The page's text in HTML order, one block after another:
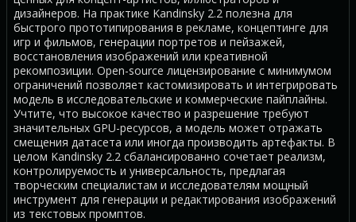
дизайнеров. На практике Kandinsky 2.2 полезна для
быстрого прототипирования в рекламе, концептинге для
игр и фильмов, генерации портретов и пейзажей,
восстановления изображений или креативной
рекомпозиции. Open-source лицензирование с минимумом
ограничений позволяет кастомизировать и интегрировать
модель в исследовательские и коммерческие пайплайны.
Учтите, что высокое качество и разрешение требуют
значительных GPU-ресурсов, а модель может отражать
смещения датасета или иногда производить артефакты. В
целом Kandinsky 2.2 сбалансированно сочетает реализм,
контролируемость и универсальность, предлагая
творческим специалистам и исследователям мощный
инструмент для генерации и редактирования изображений
из текстовых промптов.